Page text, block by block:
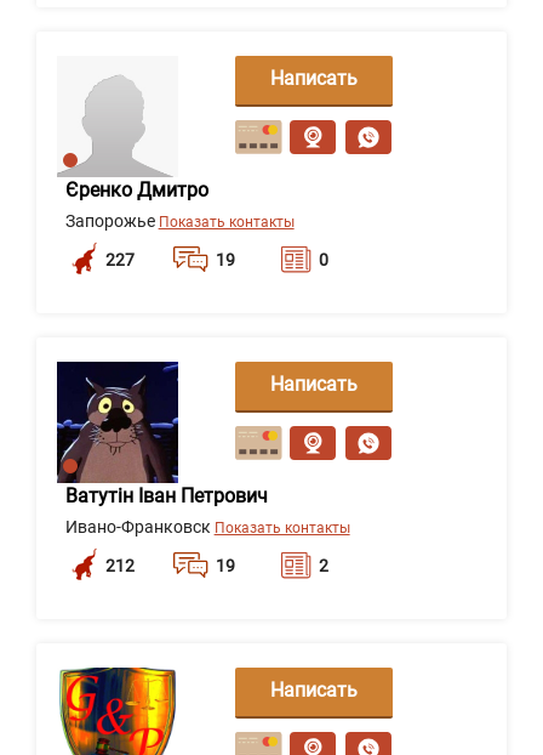
Єренко Дмитро
Запорожье Показать контакты
227 19 0
Написать
сообщение
Ватутін Іван Петрович
Ивано-Франковск Показать контакты
212 19 2
Написать
сообщение
Написать
сообщение